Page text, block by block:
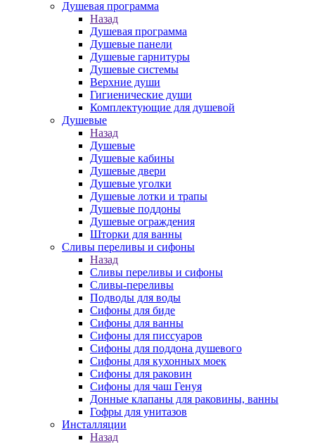
Душевая программа
Назад
Душевая программа
Душевые панели
Душевые гарнитуры
Душевые системы
Верхние души
Гигиенические души
Комплектующие для душевой
Душевые
Назад
Душевые
Душевые кабины
Душевые двери
Душевые уголки
Душевые лотки и трапы
Душевые поддоны
Душевые ограждения
Шторки для ванны
Сливы переливы и сифоны
Назад
Сливы переливы и сифоны
Сливы-переливы
Подводы для воды
Сифоны для биде
Сифоны для ванны
Сифоны для писсуаров
Сифоны для поддона душевого
Сифоны для кухонных моек
Сифоны для раковин
Сифоны для чаш Генуя
Донные клапаны для раковины, ванны
Гофры для унитазов
Инсталляции
Назад